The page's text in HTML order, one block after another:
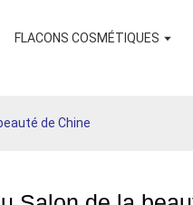
FLACONS COSMÉTIQUES
de Chine